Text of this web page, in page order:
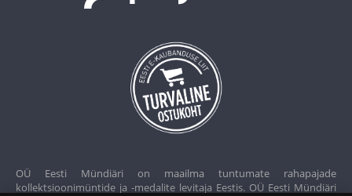
OÜ Eesti Mündiäri on maailma tuntumate rahapajade
kollektsioonimüntide ja -medalite levitaja Eestis. OÜ Eesti Mündiäri